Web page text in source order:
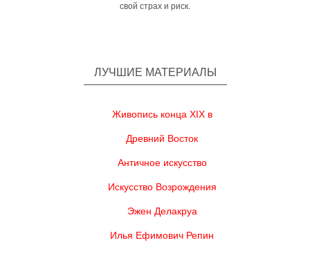
свой страх и риск.
ЛУЧШИЕ МАТЕРИАЛЫ
Живопись конца XIX в
Древний Восток
Античное искусство
Искусство Возрождения
Эжен Делакруа
Илья Ефимович Репин